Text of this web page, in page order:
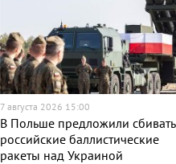
7 августа 2026 15:00
В Польше предложили сбивать
российские баллистические
ракеты над Украиной